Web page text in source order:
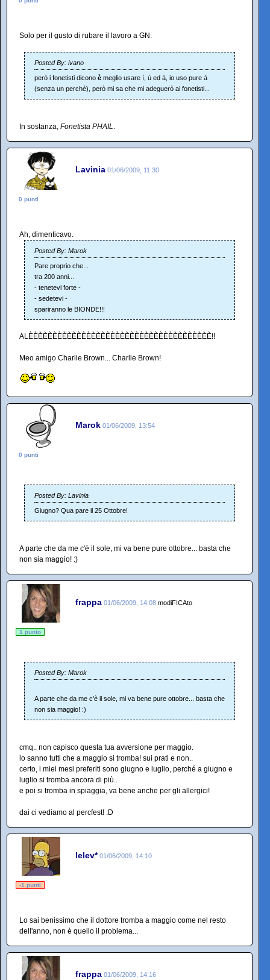
Solo per il gusto di rubare il lavoro a GN:
Posted By: ivano
però i fonetisti dicono è meglio usare í, ú ed à, io uso pure á
(senza un perché), però mi sa che mi adeguerò ai fonetisti...
In sostanza, Fonetista PHAIL.
Lavinia 01/06/2009, 11:30
0 punti
Ah, dimenticavo.
Posted By: Marok
Pare proprio che...
tra 200 anni...
- tenetevi forte -
- sedetevi -
spariranno le BIONDE!!!
ALÈÈÈÈÈÈÈÈÈÈÈÈÈÈÈÈÈÈÈÈÈÈÈÈÈÈÈÈÈÈÈÈÈÈÈÈÈÈ!!
Meo amigo Charlie Brown... Charlie Brown!
Marok 01/06/2009, 13:54
0 punti
Posted By: Lavinia
Giugno? Qua pare il 25 Ottobre!
A parte che da me c'è il sole, mi va bene pure ottobre... basta che
non sia maggio! :)
frappa 01/06/2009, 14:08 modiFICAto
1 punto
Posted By: Marok
A parte che da me c'è il sole, mi va bene pure ottobre... basta che
non sia maggio! :)
cmq.. non capisco questa tua avversione per maggio.
lo sanno tutti che a maggio si tromba! sui prati e non..
certo, i miei mesi preferiti sono giugno e luglio, perché a giugno e
luglio si tromba ancora di più..
e poi si tromba in spiaggia, va bene anche per gli allergici!
dai ci vediamo al percfest! :D
lelev* 01/06/2009, 14:10
-1 punti
Lo sai benissimo che il dottore tromba a maggio come nel resto
dell'anno, non è quello il problema...
frappa 01/06/2009, 14:16